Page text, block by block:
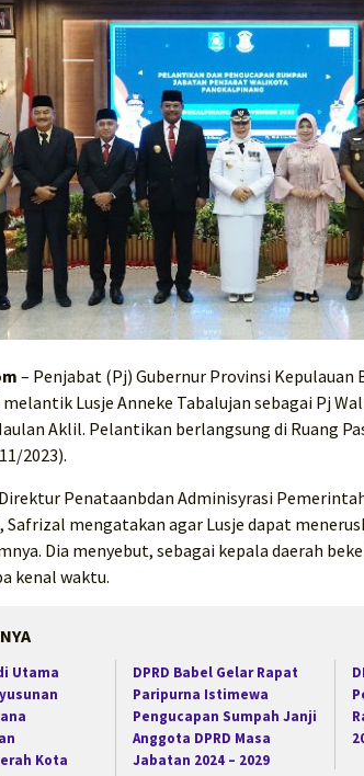
– Penjabat (Pj) Gubernur Provinsi
Lusje Anneke Tabalujan sebagai Pj
Aklil. Pelantikan berlangsung di Ruang
2023).
Penataanbdan Adminisyrasi
Safrizal mengatakan agar Lusje dapat
Dia menyebut, sebagai kepala daerah
kenal waktu.
Utama
Kota
DPRD Babel Gelar Rapat
Paripurna Istimewa
Pengucapan Sumpah Janji
Anggota DPRD Masa
Jabatan 2024 – 2029